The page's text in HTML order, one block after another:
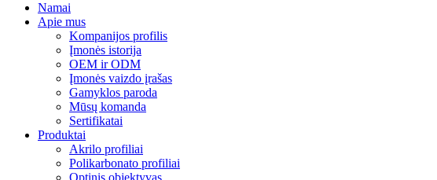
Namai
Apie mus
Kompanijos profilis
Įmonės istorija
OEM ir ODM
Įmonės vaizdo įrašas
Gamyklos paroda
Mūsų komanda
Sertifikatai
Produktai
Akrilo profiliai
Polikarbonato profiliai
Optinis objektyvas